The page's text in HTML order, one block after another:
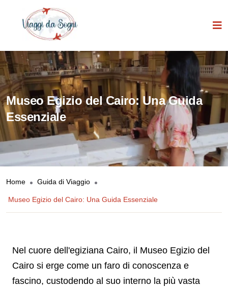
Museo Egizio del Cairo: Una Guida
Essenziale
Home Guida di Viaggio
Museo Egizio del Cairo: Una Guida Essenziale
Nel cuore dell'egiziana Cairo, il Museo Egizio del
Cairo si erge come un faro di conoscenza e
fascino, custodendo al suo interno la più vasta